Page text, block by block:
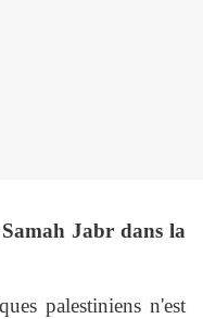
Jabr dans la
palestiniens n'est